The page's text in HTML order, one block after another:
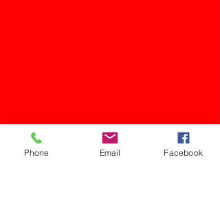
Phone Email Facebook